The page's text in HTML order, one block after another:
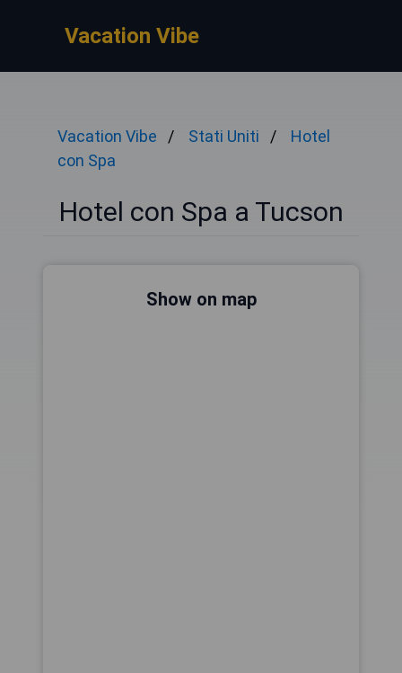
Vacation Vibe
Vacation Vibe Stati Uniti
Hotel
con Spa
Hotel con Spa a Tucson
Show on map